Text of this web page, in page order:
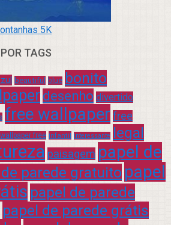
5K
TAGS
beautiful blue bonito
desenho divertido
free wallpaper free
free infantil interessante legal
paisagem papel de
parede gratuito papel
papel de parede
papel de parede grátis